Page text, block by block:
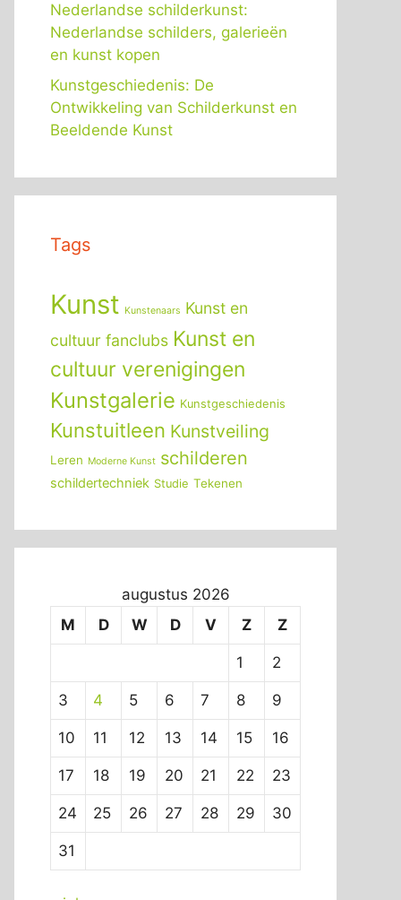
Nederlandse schilderkunst:
Nederlandse schilders, galerieën
en kunst kopen
Kunstgeschiedenis: De
Ontwikkeling van Schilderkunst en
Beeldende Kunst
Tags
Kunst Kunstenaars Kunst en
cultuur fanclubs Kunst en
cultuur verenigingen
Kunstgalerie Kunstgeschiedenis
Kunstuitleen Kunstveiling
Leren Moderne Kunst schilderen
schildertechniek Studie Tekenen
augustus 2026
M
D W D V Z Z
1 2
3 4 5 6 7 8 9
10 11 12 13 14 15 16
17 18 19 20 21 22 23
24 25 26 27 28 29 30
31